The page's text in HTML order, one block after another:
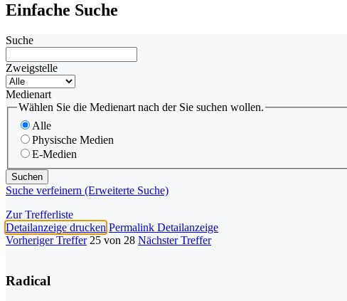
Einfache Suche
Suche
Zweigstelle
Medienart
Wählen Sie die Medienart nach der Sie suchen wollen.
Alle
Physische Medien
E-Medien
Suche verfeinern (Erweiterte Suche)
Zur Trefferliste
Detailanzeige drucken Permalink Detailanzeige
Vorheriger Treffer 25 von 28 Nächster Treffer
Radical